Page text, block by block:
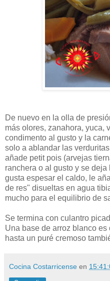
De nuevo en la olla de
más olores, zanahora, yuca,
condimento al gusto y la
solo a ablandar las
añade petit pois (arvejas
ranchera o al gusto y se
gusta espesar el caldo, le
de res" disueltas en agua
mucho para el equilibrio de
Se termina con culantro
Una base de arroz blanco
hasta un puré cremoso
Cocina Costarricense en